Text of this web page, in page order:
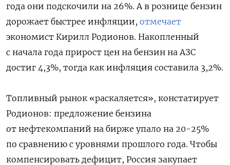
года они подскочили на 26%. А в рознице бензин
дорожает быстрее инфляции, отмечает
экономист Кирилл Родионов. Накопленный
с начала года прирост цен на бензин на АЗС
достиг 4,3%, тогда как инфляция составила 3,2%.
Топливный рынок «раскаляется», констатирует
Родионов: предложение бензина
от нефтекомпаний на бирже упало на 20-25%
по сравнению с уровнями прошлого года. Чтобы
компенсировать дефицит, Россия закупает